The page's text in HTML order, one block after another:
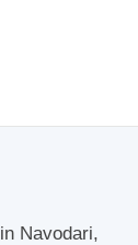
Navodari,